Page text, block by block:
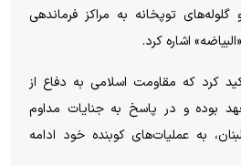
توپخانه به مراکز فرماندهی
اشاره کرد.
کرد که مقاومت اسلامی به دفاع از
بوده و در پاسخ به جنایات مداوم
به عملیات‌های کوبنده خود ادامه